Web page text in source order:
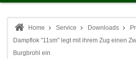
Home Service Downloads
Dampflok "11sm" legt mit ihrem Zug einen
Burgbrohl ein